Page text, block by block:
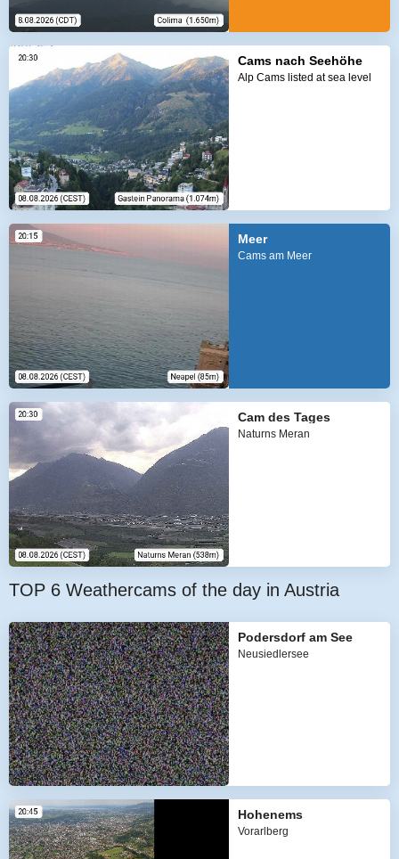
Cams nach Seehöhe
Alp Cams listed at sea level
Meer
Cams am Meer
Cam des Tages
Naturns Meran
TOP 6 Weathercams of the day in Austria
Podersdorf am See
Neusiedlersee
Hohenems
Vorarlberg